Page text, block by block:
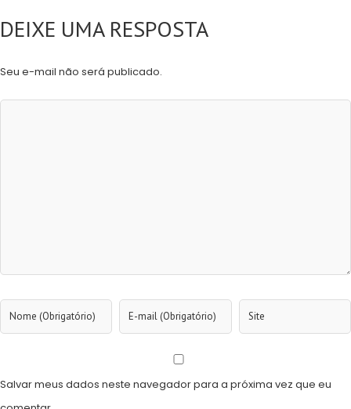
DEIXE UMA RESPOSTA
Seu e-mail não será publicado.
Salvar meus dados neste navegador para a próxima vez que eu